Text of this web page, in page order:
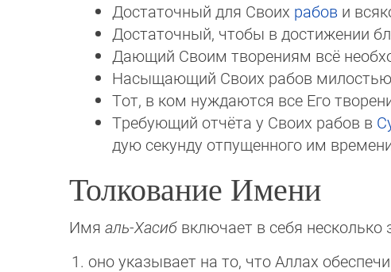
Достаточный для Своих рабов и
Достаточный, чтобы в достижении
Дающий Своим творениям всё
Насыщающий Своих рабов
Тот, в ком нуждаются все Его
Требующий отчёта у Своих рабов в
дую секунду отпущенного им
Толкование Имени
Имя аль-Хасиб включает в себя несколько
оно указывает на то, что Аллах